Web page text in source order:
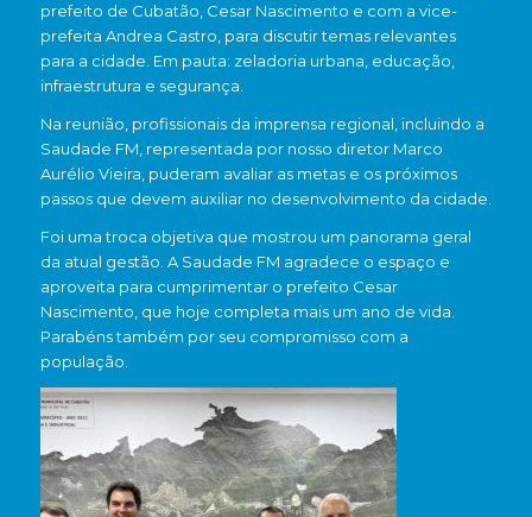
prefeito de Cubatão, Cesar Nascimento e com a vice-
prefeita Andrea Castro, para discutir temas relevantes
para a cidade. Em pauta: zeladoria urbana, educação,
infraestrutura e segurança.
Na reunião, profissionais da imprensa regional, incluindo a
Saudade FM, representada por nosso diretor Marco
Aurélio Vieira, puderam avaliar as metas e os próximos
passos que devem auxiliar no desenvolvimento da cidade.
Foi uma troca objetiva que mostrou um panorama geral
da atual gestão. A Saudade FM agradece o espaço e
aproveita para cumprimentar o prefeito Cesar
Nascimento, que hoje completa mais um ano de vida.
Parabéns também por seu compromisso com a
população.